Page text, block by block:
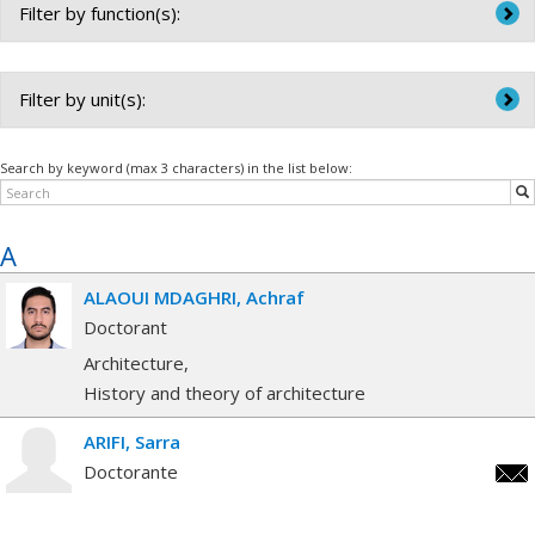
Filter by function(s):
Auxiliaire d'enseignement (étudiant/e)
Chargée de cours / Chargé de cours
Chargée de formation pratique / Chargé de formation
Doctorante / Doctorant
Filter by unit(s):
Search by keyword (max 3 characters) in the list below:
A
ALAOUI MDAGHRI Achraf
Doctorant
Architecture
History and theory of architecture
ARIFI Sarra
Doctorante